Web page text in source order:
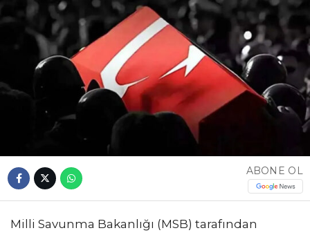
ABONE OL
Milli Savunma Bakanlığı (MSB) tarafından